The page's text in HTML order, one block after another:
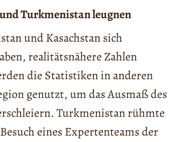
Turkmenistan leugnen
und Kasachstan sich
realitätsnähere Zahlen
die Statistiken in anderen
genutzt, um das Ausmaß des
Turkmenistan rühmte
eines Expertenteams der